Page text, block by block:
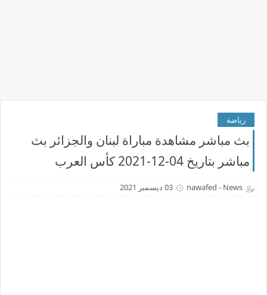
رياضة
بث مباشر مشاهدة مباراة لبنان والجزائر بث
مباشر بتاريخ 04-12-2021 كأس العرب
nawafed - News 03 ديسمبر 2021